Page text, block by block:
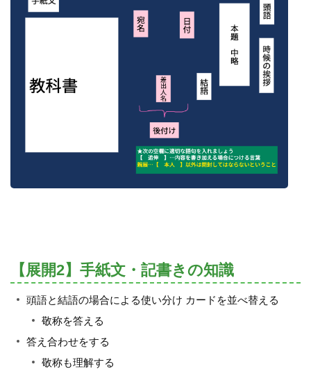
【展開2】手紙文・記書きの知識
頭語と結語の場合による使い分け カードを並べ替える
敬称を答える
答え合わせをする
敬称も理解する